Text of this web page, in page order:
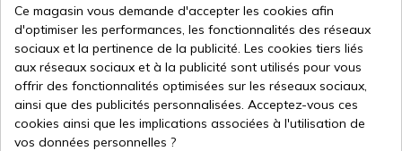
64,95 € Ajouter au panier
Vente en ligne depuis 1998
Ce magasin vous demande d'accepter les cookies afin
d'optimiser les performances, les fonctionnalités des réseaux
sociaux et la pertinence de la publicité. Les cookies tiers liés
aux réseaux sociaux et à la publicité sont utilisés pour vous
offrir des fonctionnalités optimisées sur les réseaux sociaux,
ainsi que des publicités personnalisées. Acceptez-vous ces
cookies ainsi que les implications associées à l'utilisation de
vos données personnelles ?